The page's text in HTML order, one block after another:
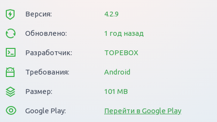
Версия: 4.2.9
Обновлено: 1 год назад
Разработчик: TOPEBOX
Требования: Android
Размер: 101 MB
Google Play: Перейти в Google Play